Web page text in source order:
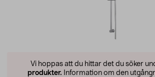
Vi hoppas att du hittar det du söker
produkter. Information om den